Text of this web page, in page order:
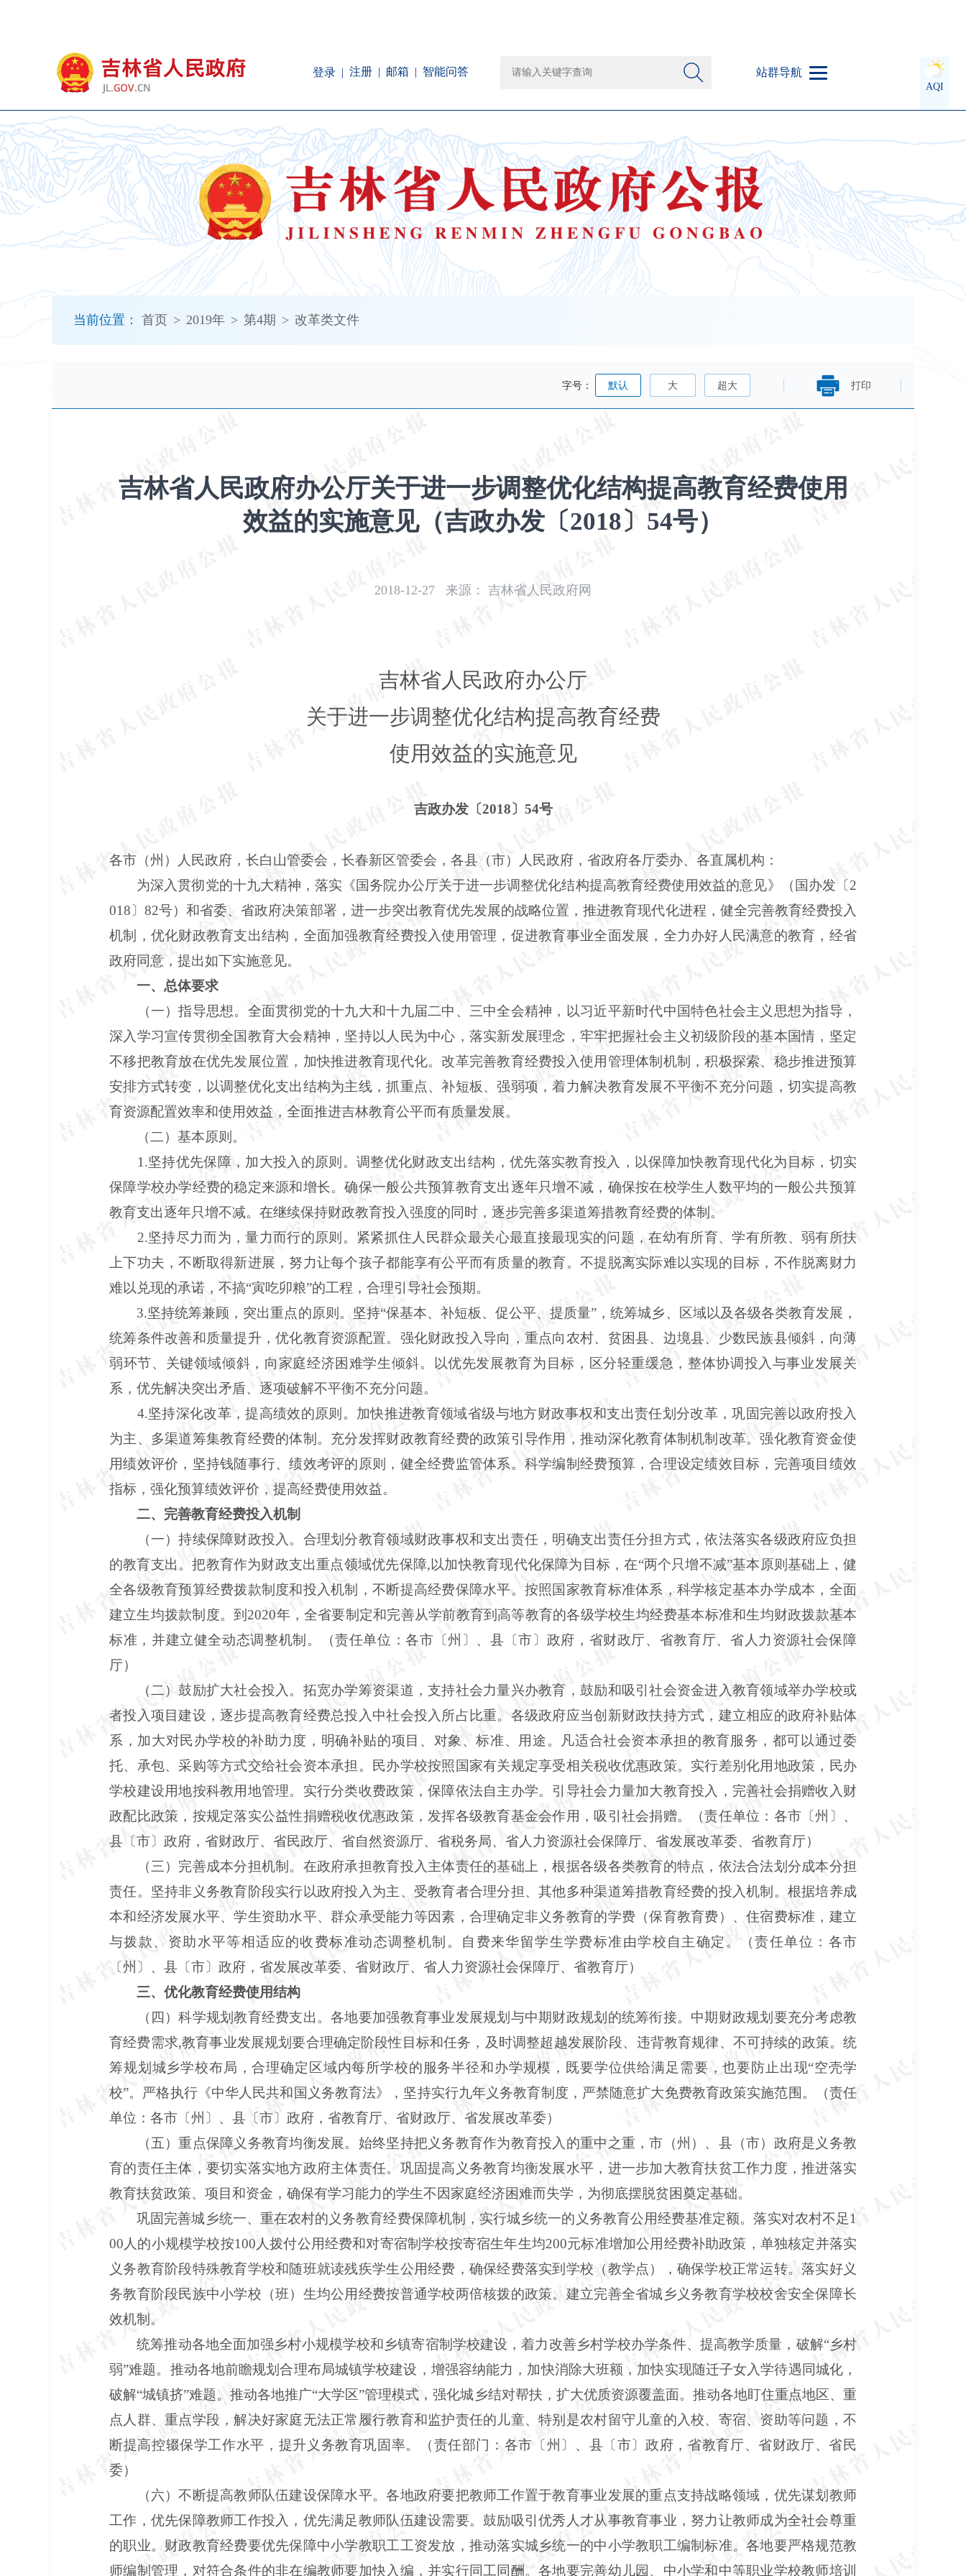
登录 注册 邮箱 智能问答 站群导航
AQI
当前位置： 首页 > 2019年 > 第4期 > 改革类文件
打印
字号： 默认 大 超大
吉林省人民政府办公厅关于进一步调整优化结构提高教育经费使用
效益的实施意见（吉政办发〔2018〕54号）
2018-12-27 来源： 吉林省人民政府网
吉林省人民政府办公厅
关于进一步调整优化结构提高教育经费
使用效益的实施意见
吉政办发〔2018〕54号
各市（州）人民政府，长白山管委会，长春新区管委会，各县（市）人民政府，省政府各厅委办、各直属机构：
为深入贯彻党的十九大精神，落实《国务院办公厅关于进一步调整优化结构提高教育经费使用效益的意见》（国办发〔2
018〕82号）和省委、省政府决策部署，进一步突出教育优先发展的战略位置，推进教育现代化进程，健全完善教育经费投入
机制，优化财政教育支出结构，全面加强教育经费投入使用管理，促进教育事业全面发展，全力办好人民满意的教育，经省
政府同意，提出如下实施意见。
一、总体要求
（一）指导思想。全面贯彻党的十九大和十九届二中、三中全会精神，以习近平新时代中国特色社会主义思想为指导，
深入学习宣传贯彻全国教育大会精神，坚持以人民为中心，落实新发展理念，牢牢把握社会主义初级阶段的基本国情，坚定
不移把教育放在优先发展位置，加快推进教育现代化。改革完善教育经费投入使用管理体制机制，积极探索、稳步推进预算
安排方式转变，以调整优化支出结构为主线，抓重点、补短板、强弱项，着力解决教育发展不平衡不充分问题，切实提高教
育资源配置效率和使用效益，全面推进吉林教育公平而有质量发展。
（二）基本原则。
1.坚持优先保障，加大投入的原则。调整优化财政支出结构，优先落实教育投入，以保障加快教育现代化为目标，切实
保障学校办学经费的稳定来源和增长。确保一般公共预算教育支出逐年只增不减，确保按在校学生人数平均的一般公共预算
教育支出逐年只增不减。在继续保持财政教育投入强度的同时，逐步完善多渠道筹措教育经费的体制。
2.坚持尽力而为，量力而行的原则。紧紧抓住人民群众最关心最直接最现实的问题，在幼有所育、学有所教、弱有所扶
上下功夫，不断取得新进展，努力让每个孩子都能享有公平而有质量的教育。不提脱离实际难以实现的目标，不作脱离财力
难以兑现的承诺，不搞“寅吃卯粮”的工程，合理引导社会预期。
3.坚持统筹兼顾，突出重点的原则。坚持“保基本、补短板、促公平、提质量”，统筹城乡、区域以及各级各类教育发展，
统筹条件改善和质量提升，优化教育资源配置。强化财政投入导向，重点向农村、贫困县、边境县、少数民族县倾斜，向薄
弱环节、关键领域倾斜，向家庭经济困难学生倾斜。以优先发展教育为目标，区分轻重缓急，整体协调投入与事业发展关
系，优先解决突出矛盾、逐项破解不平衡不充分问题。
4.坚持深化改革，提高绩效的原则。加快推进教育领域省级与地方财政事权和支出责任划分改革，巩固完善以政府投入
为主、多渠道筹集教育经费的体制。充分发挥财政教育经费的政策引导作用，推动深化教育体制机制改革。强化教育资金使
用绩效评价，坚持钱随事行、绩效考评的原则，健全经费监管体系。科学编制经费预算，合理设定绩效目标，完善项目绩效
指标，强化预算绩效评价，提高经费使用效益。
二、完善教育经费投入机制
（一）持续保障财政投入。合理划分教育领域财政事权和支出责任，明确支出责任分担方式，依法落实各级政府应负担
的教育支出。把教育作为财政支出重点领域优先保障,以加快教育现代化保障为目标，在“两个只增不减”基本原则基础上，健
全各级教育预算经费拨款制度和投入机制，不断提高经费保障水平。按照国家教育标准体系，科学核定基本办学成本，全面
建立生均拨款制度。到2020年，全省要制定和完善从学前教育到高等教育的各级学校生均经费基本标准和生均财政拨款基本
标准，并建立健全动态调整机制。（责任单位：各市〔州〕、县〔市〕政府，省财政厅、省教育厅、省人力资源社会保障
厅）
（二）鼓励扩大社会投入。拓宽办学筹资渠道，支持社会力量兴办教育，鼓励和吸引社会资金进入教育领域举办学校或
者投入项目建设，逐步提高教育经费总投入中社会投入所占比重。各级政府应当创新财政扶持方式，建立相应的政府补贴体
系，加大对民办学校的补助力度，明确补贴的项目、对象、标准、用途。凡适合社会资本承担的教育服务，都可以通过委
托、承包、采购等方式交给社会资本承担。民办学校按照国家有关规定享受相关税收优惠政策。实行差别化用地政策，民办
学校建设用地按科教用地管理。实行分类收费政策，保障依法自主办学。引导社会力量加大教育投入，完善社会捐赠收入财
政配比政策，按规定落实公益性捐赠税收优惠政策，发挥各级教育基金会作用，吸引社会捐赠。（责任单位：各市〔州〕、
县〔市〕政府，省财政厅、省民政厅、省自然资源厅、省税务局、省人力资源社会保障厅、省发展改革委、省教育厅）
（三）完善成本分担机制。在政府承担教育投入主体责任的基础上，根据各级各类教育的特点，依法合法划分成本分担
责任。坚持非义务教育阶段实行以政府投入为主、受教育者合理分担、其他多种渠道筹措教育经费的投入机制。根据培养成
本和经济发展水平、学生资助水平、群众承受能力等因素，合理确定非义务教育的学费（保育教育费）、住宿费标准，建立
与拨款、资助水平等相适应的收费标准动态调整机制。自费来华留学生学费标准由学校自主确定。（责任单位：各市
〔州〕、县〔市〕政府，省发展改革委、省财政厅、省人力资源社会保障厅、省教育厅）
三、优化教育经费使用结构
（四）科学规划教育经费支出。各地要加强教育事业发展规划与中期财政规划的统筹衔接。中期财政规划要充分考虑教
育经费需求,教育事业发展规划要合理确定阶段性目标和任务，及时调整超越发展阶段、违背教育规律、不可持续的政策。统
筹规划城乡学校布局，合理确定区域内每所学校的服务半径和办学规模，既要学位供给满足需要，也要防止出现“空壳学
校”。严格执行《中华人民共和国义务教育法》，坚持实行九年义务教育制度，严禁随意扩大免费教育政策实施范围。（责任
单位：各市〔州〕、县〔市〕政府，省教育厅、省财政厅、省发展改革委）
（五）重点保障义务教育均衡发展。始终坚持把义务教育作为教育投入的重中之重，市（州）、县（市）政府是义务教
育的责任主体，要切实落实地方政府主体责任。巩固提高义务教育均衡发展水平，进一步加大教育扶贫工作力度，推进落实
教育扶贫政策、项目和资金，确保有学习能力的学生不因家庭经济困难而失学，为彻底摆脱贫困奠定基础。
巩固完善城乡统一、重在农村的义务教育经费保障机制，实行城乡统一的义务教育公用经费基准定额。落实对农村不足1
00人的小规模学校按100人拨付公用经费和对寄宿制学校按寄宿生年生均200元标准增加公用经费补助政策，单独核定并落实
义务教育阶段特殊教育学校和随班就读残疾学生公用经费，确保经费落实到学校（教学点），确保学校正常运转。落实好义
务教育阶段民族中小学校（班）生均公用经费按普通学校两倍核拨的政策。建立完善全省城乡义务教育学校校舍安全保障长
效机制。
统筹推动各地全面加强乡村小规模学校和乡镇寄宿制学校建设，着力改善乡村学校办学条件、提高教学质量，破解“乡村
弱”难题。推动各地前瞻规划合理布局城镇学校建设，增强容纳能力，加快消除大班额，加快实现随迁子女入学待遇同城化，
破解“城镇挤”难题。推动各地推广“大学区”管理模式，强化城乡结对帮扶，扩大优质资源覆盖面。推动各地盯住重点地区、重
点人群、重点学段，解决好家庭无法正常履行教育和监护责任的儿童、特别是农村留守儿童的入校、寄宿、资助等问题，不
断提高控辍保学工作水平，提升义务教育巩固率。（责任部门：各市〔州〕、县〔市〕政府，省教育厅、省财政厅、省民
委）
（六）不断提高教师队伍建设保障水平。各地政府要把教师工作置于教育事业发展的重点支持战略领域，优先谋划教师
工作，优先保障教师工作投入，优先满足教师队伍建设需要。鼓励吸引优秀人才从事教育事业，努力让教师成为全社会尊重
的职业。财政教育经费要优先保障中小学教职工工资发放，推动落实城乡统一的中小学教职工编制标准。各地要严格规范教
师编制管理，对符合条件的非在编教师要加快入编，并实行同工同酬。各地要完善幼儿园、中小学和中等职业学校教师培训
障
碍
说
明
页
面,
按
加